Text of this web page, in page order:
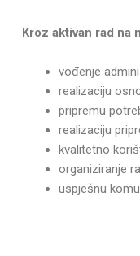
Kroz aktivan rad na
vođenje
realizaciju
pripremu
realizaciju
kvalitetno
organiziranje
uspješnu